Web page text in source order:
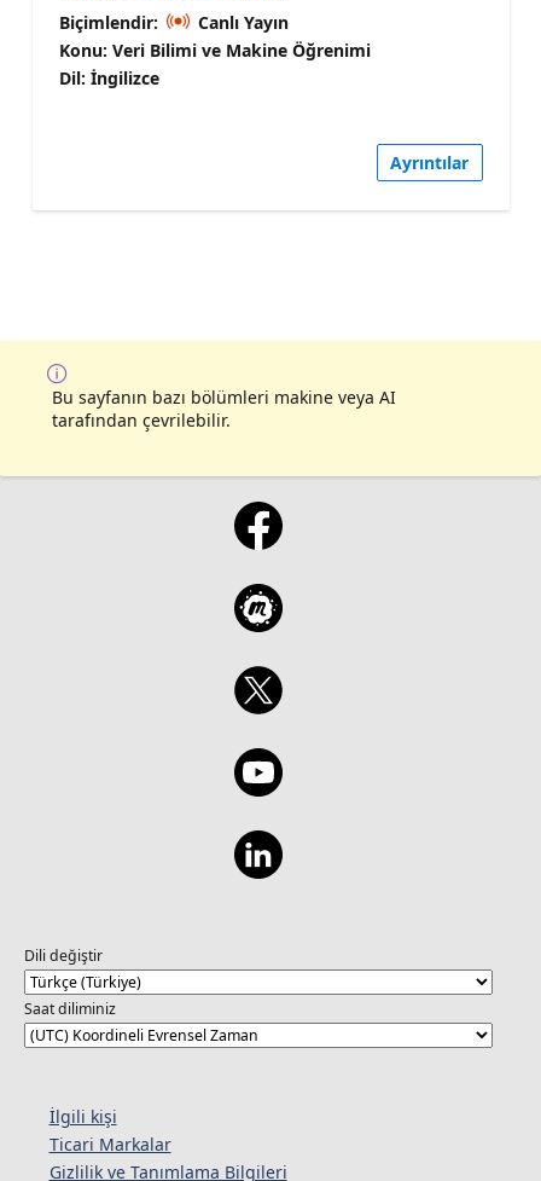
Biçimlendir:
Canlı Yayın
Konu: Veri Bilimi ve Makine Öğrenimi
Dil: İngilizce
Ayrıntılar
Bu sayfanın bazı bölümleri makine veya AI
tarafından çevrilebilir.
Dili değiştir
Saat diliminiz
İlgili kişi
Ticari Markalar
Gizlilik ve Tanımlama Bilgileri